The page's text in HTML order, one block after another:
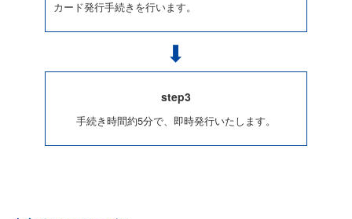
カード発行手続きを行います。
step3
手続き時間約5分で、即時発行いたします。